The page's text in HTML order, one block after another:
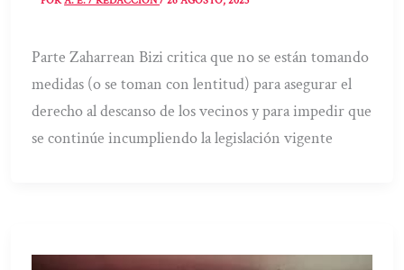
Parte Zaharrean Bizi critica que no se están tomando
medidas (o se toman con lentitud) para asegurar el
derecho al descanso de los vecinos y para impedir que
se continúe incumpliendo la legislación vigente